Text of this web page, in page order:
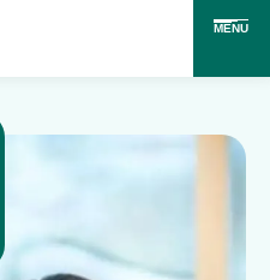
MENU